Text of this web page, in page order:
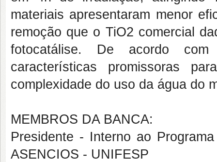
materiais apresentaram menor
remoção que o TiO2 comercial
fotocatálise. De acordo
características promissoras
complexidade do uso da água do
MEMBROS DA BANCA:
Presidente - Interno ao
ASENCIOS - UNIFESP